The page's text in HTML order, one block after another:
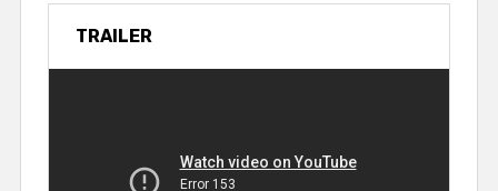
TRAILER